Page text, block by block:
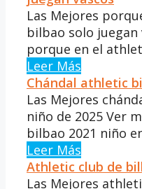
Las Mejores
bilbao solo juegan
porque en el
Leer Más
Chándal athletic
Las Mejores
niño de 2025 Ver
bilbao 2021 niño
Leer Más
Athletic club de
Las Mejores